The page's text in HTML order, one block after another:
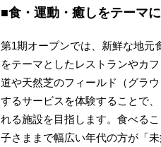
■食・運動・癒しをテーマ
第1期オープンでは、新鮮な地元
をテーマとしたレストランやカ
道や天然芝のフィールド（グラ
するサービスを体験することで
れる施設を目指します。食べる
子さままで幅広い年代の方が「